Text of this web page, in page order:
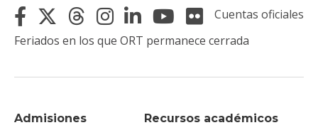
Admisiones Recursos académicos
Cuentas oficiales
Feriados en los que ORT permanece cerrada